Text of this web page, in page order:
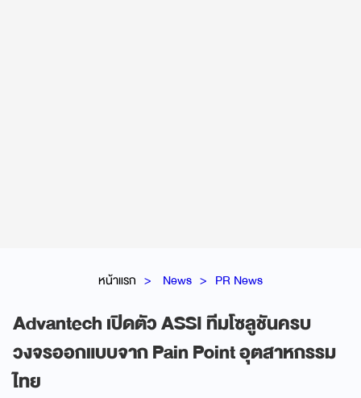
หน้าแรก News PR News
Advantech เปิดตัว ASSI ทีมโซลูชันครบ
วงจรออกแบบจาก Pain Point อุตสาหกรรม
ไทย